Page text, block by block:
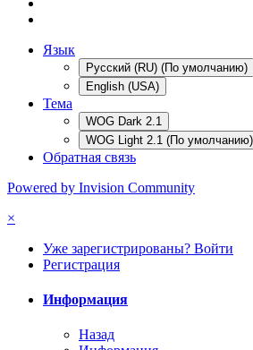
Язык
Русский (RU) (По умолчанию)
English (USA)
Тема
WOG Dark 2.1
WOG Light 2.1 (По умолчанию)
Обратная связь
Powered by Invision Community
×
Уже зарегистрированы? Войти
Регистрация
Информация
Назад